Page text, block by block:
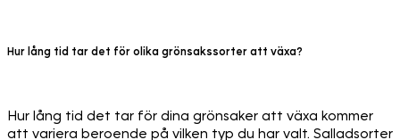
Hur lång tid tar det för olika grönsakssorter att växa?
Hur lång tid det tar för dina grönsaker att växa kommer
att variera beroende på vilken typ du har valt. Salladsorter